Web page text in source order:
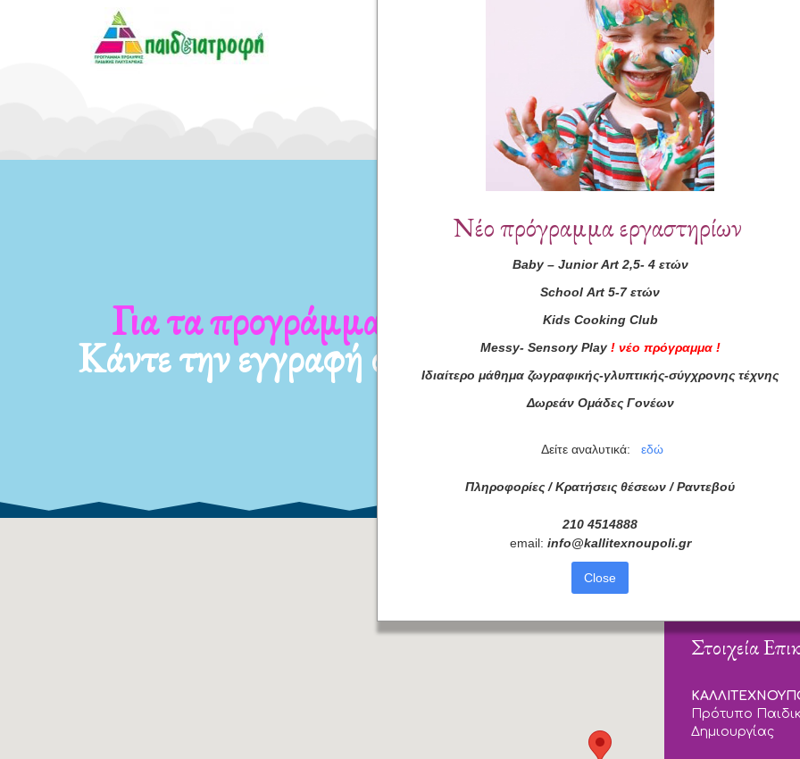
Για τα προγράμματά μας
Κάντε την εγγραφή σας τώρα! Συμφωνώ με τουςΌρους
Στοιχεία
Πρότυπο
Δημιουργίας
Νέο πρόγραμμα εργαστηρίων
Baby– Junior Art2,5- 4 ετών
School Art 5-7 ετών
Kids Cooking Club
Messy- Sensory Play ! νέο πρόγραμμα !
Ιδιαίτερο μάθημα ζωγραφικής-γλυπτικής-σύγχρονης τέχνης
Δωρεάν Ομάδες Γονέων
Δείτε αναλυτικά: εδώ
Πληροφορίες / Κρατήσεις θέσεων / Ραντεβού
210 4514888
email: info@kallitexnoupoli.gr
Close